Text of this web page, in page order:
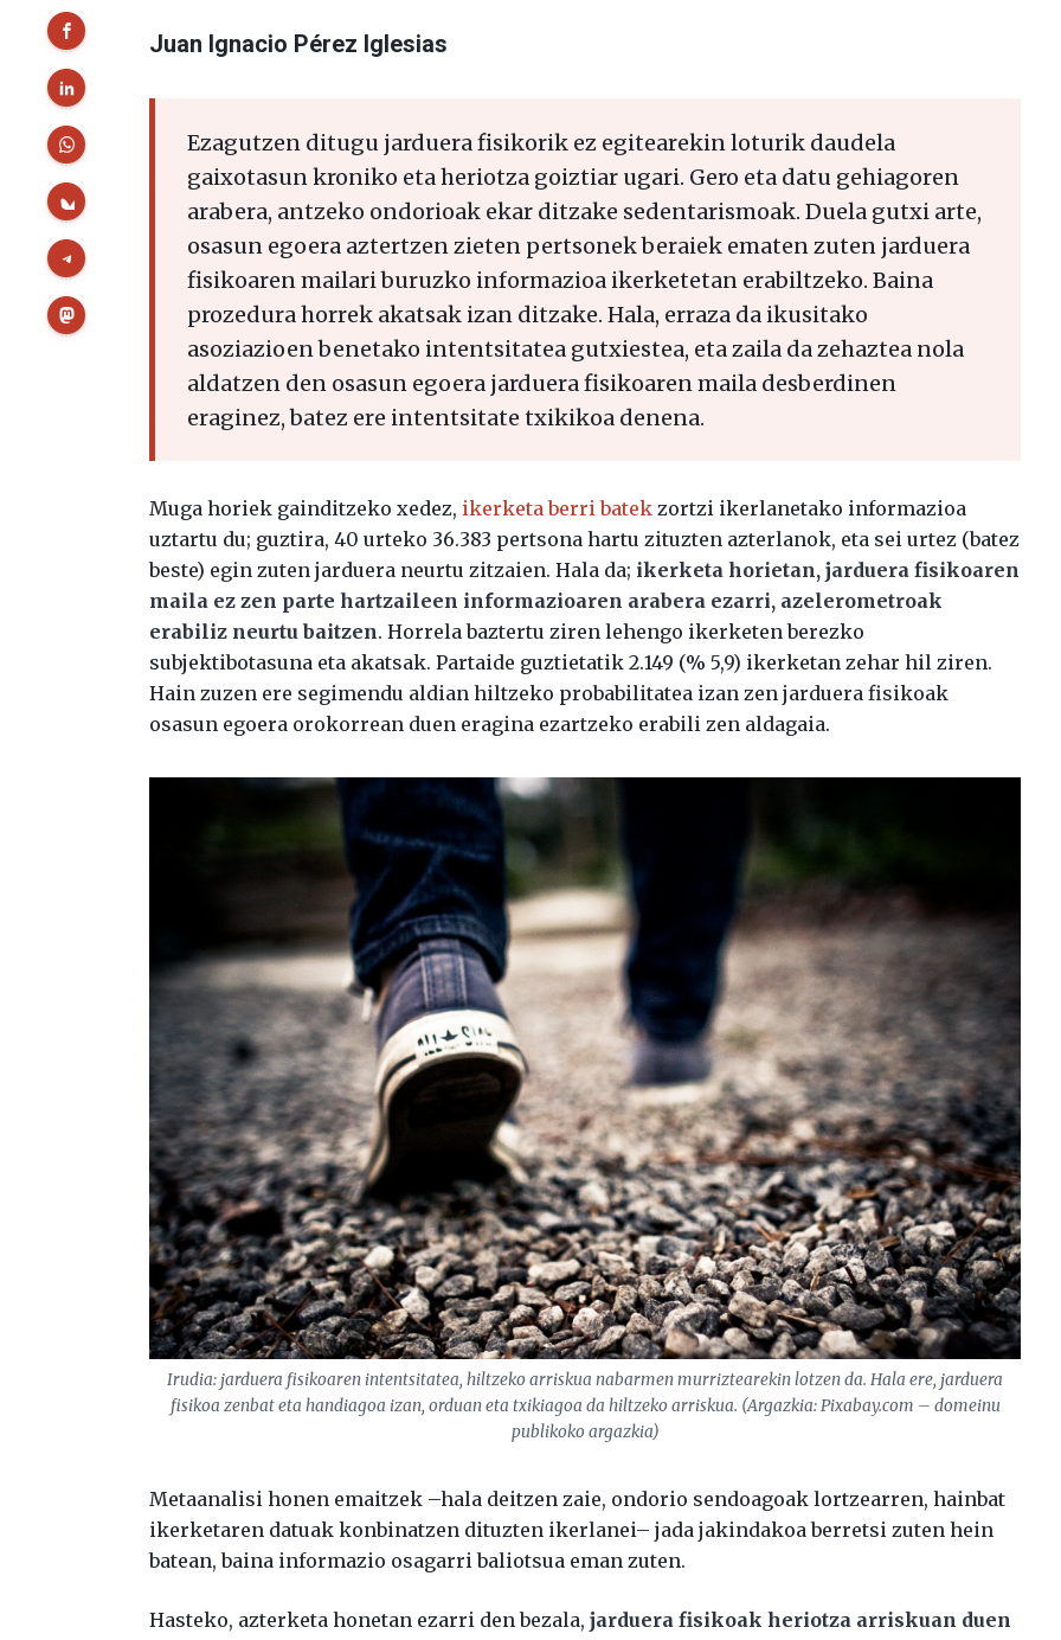
Juan Ignacio Pérez Iglesias
Ezagutzen ditugu jarduera fisikorik ez egitearekin loturik daudela
gaixotasun kroniko eta heriotza goiztiar ugari. Gero eta datu gehiagoren
arabera, antzeko ondorioak ekar ditzake sedentarismoak. Duela gutxi arte,
osasun egoera aztertzen zieten pertsonek beraiek ematen zuten jarduera
fisikoaren mailari buruzko informazioa ikerketetan erabiltzeko. Baina
prozedura horrek akatsak izan ditzake. Hala, erraza da ikusitako
asoziazioen benetako intentsitatea gutxiestea, eta zaila da zehaztea nola
aldatzen den osasun egoera jarduera fisikoaren maila desberdinen
eraginez, batez ere intentsitate txikikoa denena.
Muga horiek gainditzeko xedez, ikerketa berri batek zortzi ikerlanetako informazioa
uztartu du; guztira, 40 urteko 36.383 pertsona hartu zituzten azterlanok, eta sei urtez (batez
beste) egin zuten jarduera neurtu zitzaien. Hala da; ikerketa horietan, jarduera fisikoaren
maila ez zen parte hartzaileen informazioaren arabera ezarri, azelerometroak
erabiliz neurtu baitzen. Horrela baztertu ziren lehengo ikerketen berezko
subjektibotasuna eta akatsak. Partaide guztietatik 2.149 (% 5,9) ikerketan zehar hil ziren.
Hain zuzen ere segimendu aldian hiltzeko probabilitatea izan zen jarduera fisikoak
osasun egoera orokorrean duen eragina ezartzeko erabili zen aldagaia.
Irudia: jarduera fisikoaren intentsitatea, hiltzeko arriskua nabarmen murriztearekin lotzen da. Hala ere, jarduera
fisikoa zenbat eta handiagoa izan, orduan eta txikiagoa da hiltzeko arriskua. (Argazkia: Pixabay.com – domeinu
publikoko argazkia)
Metaanalisi honen emaitzek –hala deitzen zaie, ondorio sendoagoak lortzearren, hainbat
ikerketaren datuak konbinatzen dituzten ikerlanei– jada jakindakoa berretsi zuten hein
batean, baina informazio osagarri baliotsua eman zuten.
Hasteko, azterketa honetan ezarri den bezala,jarduera fisikoak heriotza arriskuan duen